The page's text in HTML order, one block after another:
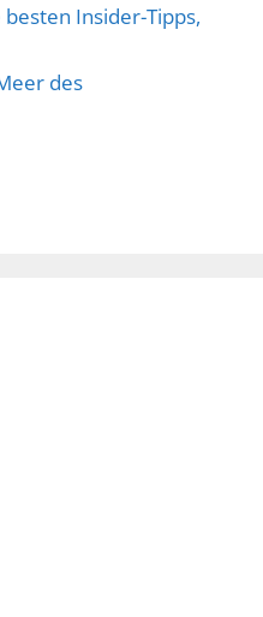
Insider-Tipps,
des